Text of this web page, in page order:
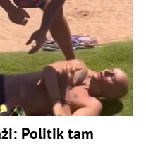
Politik tam